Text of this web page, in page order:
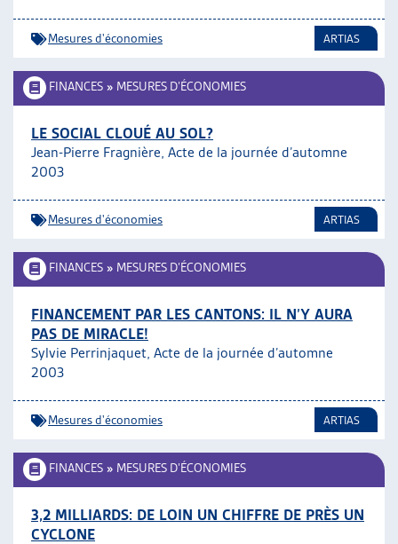
Mesures d'économies ARTIAS
FINANCES » MESURES D’ÉCONOMIES
LE SOCIAL CLOUÉ AU SOL?
Jean-Pierre Fragnière, Acte de la journée d’automne
2003
Mesures d'économies ARTIAS
FINANCES » MESURES D’ÉCONOMIES
FINANCEMENT PAR LES CANTONS: IL N’Y AURA
PAS DE MIRACLE!
Sylvie Perrinjaquet, Acte de la journée d’automne
2003
Mesures d'économies ARTIAS
FINANCES » MESURES D’ÉCONOMIES
3,2 MILLIARDS: DE LOIN UN CHIFFRE DE PRÈS UN
CYCLONE